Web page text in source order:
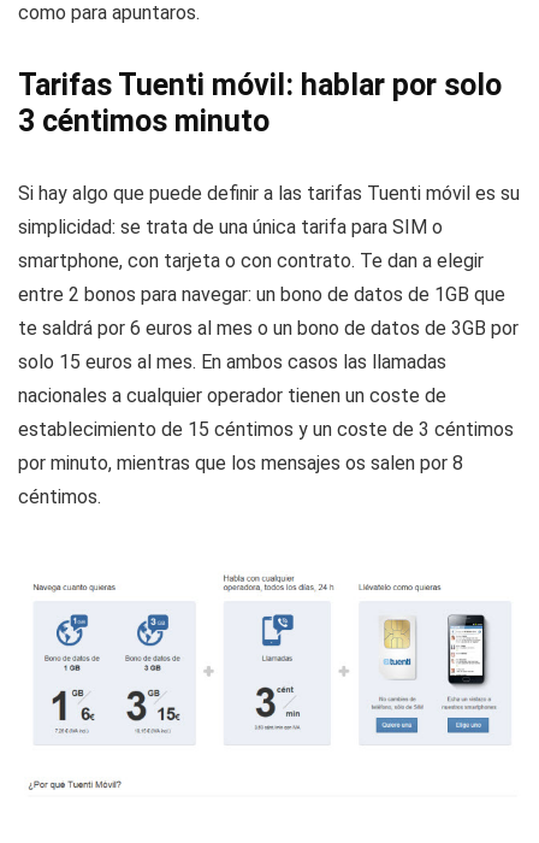
como para apuntaros.
Tarifas Tuenti móvil: hablar por solo
3 céntimos minuto
Si hay algo que puede definir a las tarifas Tuenti móvil es su
simplicidad: se trata de una única tarifa para SIM o
smartphone, con tarjeta o con contrato. Te dan a elegir
entre 2 bonos para navegar: un bono de datos de 1GB que
te saldrá por 6 euros al mes o un bono de datos de 3GB por
solo 15 euros al mes. En ambos casos las llamadas
nacionales a cualquier operador tienen un coste de
establecimiento de 15 céntimos y un coste de 3 céntimos
por minuto, mientras que los mensajes os salen por 8
céntimos.